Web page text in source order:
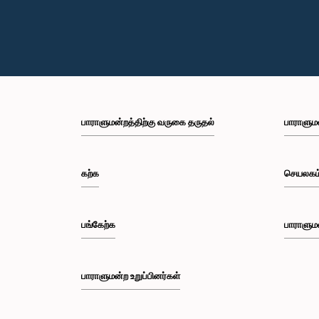
பாராளுமன்றத்திற்கு வருகை தருதல்
கற்க
பங்கேற்க
பாராளுமன்ற உறுப்பினர்கள்